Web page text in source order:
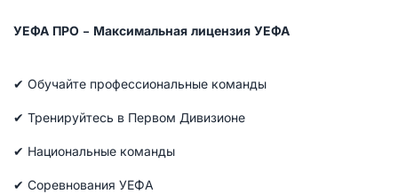
УЕФА ПРО – Максимальная лицензия УЕФА
✔ Обучайте профессиональные команды
✔ Тренируйтесь в Первом Дивизионе
✔ Национальные команды
✔ Соревнования УЕФА